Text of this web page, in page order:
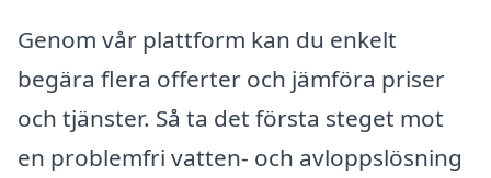
Genom vår plattform kan du enkelt
begära flera offerter och jämföra priser
och tjänster. Så ta det första steget mot
en problemfri vatten- och avloppslösning